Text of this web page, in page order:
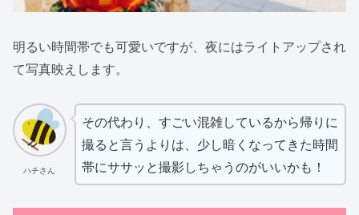
明るい時間帯でも可愛いですが、夜にはライトアップされ
て写真映えします。
ハチさん
その代わり、すごい混雑しているから帰りに
撮ると言うよりは、少し暗くなってきた時間
帯にササッと撮影しちゃうのがいいかも！